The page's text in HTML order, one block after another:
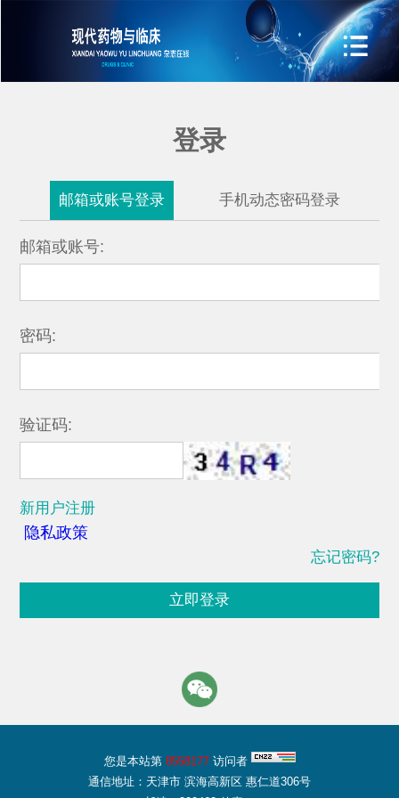
登录
邮箱或账号登录 手机动态密码登录
邮箱或账号:
密码:
验证码:
新用户注册
隐私政策
忘记密码?
立即登录
您是本站第 8558177访问者
通信地址：天津市 滨海高新区 惠仁道306号